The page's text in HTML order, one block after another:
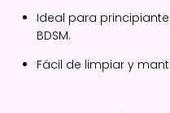
Ideal para
BDSM.
Fácil de limpiar y